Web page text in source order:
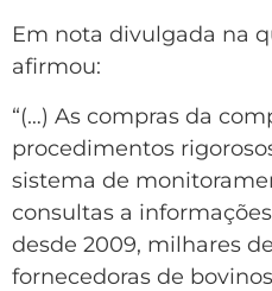
Em nota divulgada na
afirmou:
“(…) As compras da
procedimentos
sistema de
consultas a
desde 2009, milhares
fornecedoras de